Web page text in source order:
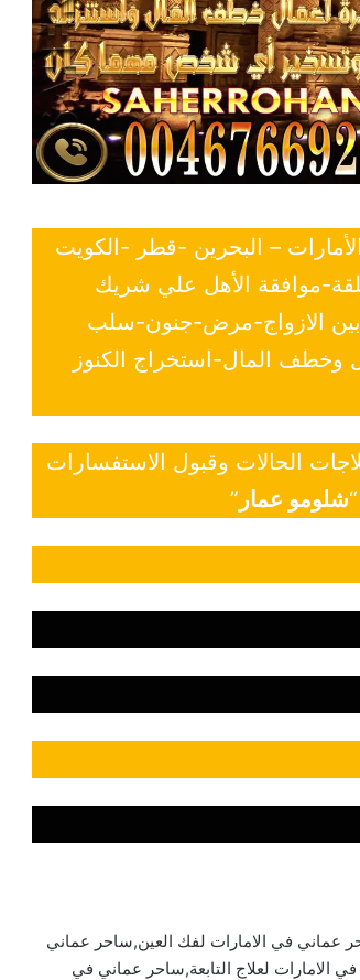
– البحرين -قطر -الكويت
موافقة الأهل علي شريك
بين الازواج-مرض-جنون-سلب
وخطف المال-استخراج الكنوز
الحالات وقبول الاستفسارات
شلومو عمار ”
عماني في الامارات لفك العين,ساحر عماني
الامارات لعلاج التابعة,ساحر عماني في